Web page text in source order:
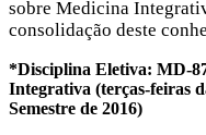
sobre Medicina
consolidação deste
*Disciplina Eletiva: MD-
Integrativa (terças-feiras
Semestre de 2016)